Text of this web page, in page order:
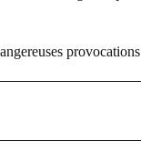
provocations